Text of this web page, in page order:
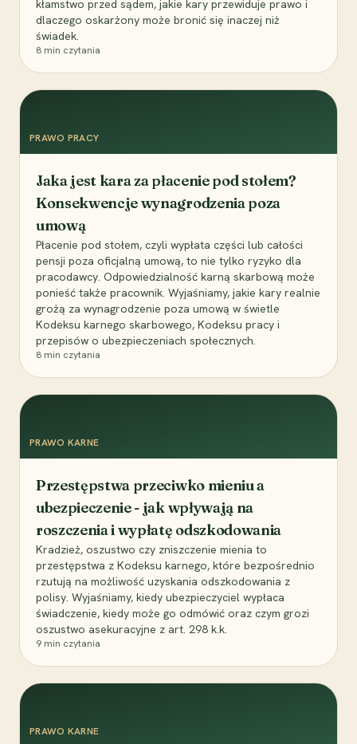
kłamstwo przed sądem, jakie kary przewiduje prawo i
dlaczego oskarżony może bronić się inaczej niż
świadek.
8 min czytania
PRAWO PRACY
Jaka jest kara za płacenie pod stołem?
Konsekwencje wynagrodzenia poza
umową
Płacenie pod stołem, czyli wypłata części lub całości
pensji poza oficjalną umową, to nie tylko ryzyko dla
pracodawcy. Odpowiedzialność karną skarbową może
ponieść także pracownik. Wyjaśniamy, jakie kary realnie
grożą za wynagrodzenie poza umową w świetle
Kodeksu karnego skarbowego, Kodeksu pracy i
przepisów o ubezpieczeniach społecznych.
8 min czytania
PRAWO KARNE
Przestępstwa przeciwko mieniu a
ubezpieczenie - jak wpływają na
roszczenia i wypłatę odszkodowania
Kradzież, oszustwo czy zniszczenie mienia to
przestępstwa z Kodeksu karnego, które bezpośrednio
rzutują na możliwość uzyskania odszkodowania z
polisy. Wyjaśniamy, kiedy ubezpieczyciel wypłaca
świadczenie, kiedy może go odmówić oraz czym grozi
oszustwo asekuracyjne z art. 298 k.k.
9 min czytania
PRAWO KARNE